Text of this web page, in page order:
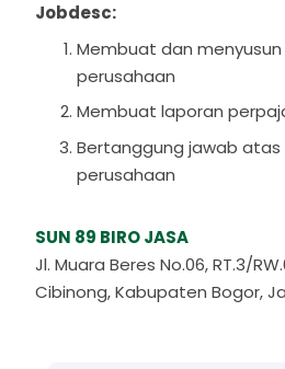
Jobdesc:
Membuat dan
perusahaan
Membuat laporan
Bertanggung jawab
perusahaan
SUN 89 BIRO JASA
Jl. Muara Beres No.06, RT.3/
Cibinong, Kabupaten Bogor,